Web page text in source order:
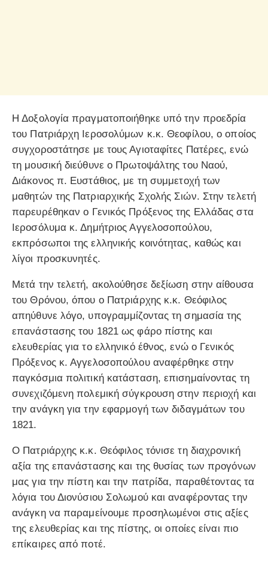
Η Δοξολογία πραγματοποιήθηκε υπό την προεδρία
του Πατριάρχη Ιεροσολύμων κ.κ. Θεοφίλου, ο οποίος
συγχοροστάτησε με τους Αγιοταφίτες Πατέρες, ενώ
τη μουσική διεύθυνε ο Πρωτοψάλτης του Ναού,
Διάκονος π. Ευστάθιος, με τη συμμετοχή των
μαθητών της Πατριαρχικής Σχολής Σιών. Στην τελετή
παρευρέθηκαν ο Γενικός Πρόξενος της Ελλάδας στα
Ιεροσόλυμα κ. Δημήτριος Αγγελοσοπούλου,
εκπρόσωποι της ελληνικής κοινότητας, καθώς και
λίγοι προσκυνητές.
Μετά την τελετή, ακολούθησε δεξίωση στην αίθουσα
του Θρόνου, όπου ο Πατριάρχης κ.κ. Θεόφιλος
απηύθυνε λόγο, υπογραμμίζοντας τη σημασία της
επανάστασης του 1821 ως φάρο πίστης και
ελευθερίας για το ελληνικό έθνος, ενώ ο Γενικός
Πρόξενος κ. Αγγελοσοπούλου αναφέρθηκε στην
παγκόσμια πολιτική κατάσταση, επισημαίνοντας τη
συνεχιζόμενη πολεμική σύγκρουση στην περιοχή και
την ανάγκη για την εφαρμογή των διδαγμάτων του
1821.
Ο Πατριάρχης κ.κ. Θεόφιλος τόνισε τη διαχρονική
αξία της επανάστασης και της θυσίας των προγόνων
μας για την πίστη και την πατρίδα, παραθέτοντας τα
λόγια του Διονύσιου Σολωμού και αναφέροντας την
ανάγκη να παραμείνουμε προσηλωμένοι στις αξίες
της ελευθερίας και της πίστης, οι οποίες είναι πιο
επίκαιρες από ποτέ.